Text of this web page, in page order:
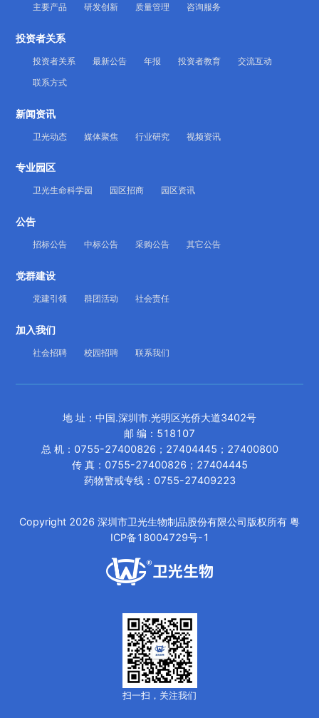
主要产品 研发创新 质量管理 咨询服务
投资者关系
投资者关系 最新公告 年报 投资者教育
交流互动
联系方式
新闻资讯
卫光动态 媒体聚焦 行业研究 视频资讯
专业园区
卫光生命科学园 园区招商 园区资讯
公告
招标公告 中标公告 采购公告 其它公告
党群建设
党建引领 群团活动 社会责任
加入我们
社会招聘 校园招聘 联系我们
地 址 ： 中国.深圳市.光明区光侨大道3402号
邮 编：518107
总 机： 0755-27400826；27404445；27400800
传 真： 0755-27400826；27404445
药物警戒专线：0755-27409223
Copyright 2026 深圳市卫光生物制品股份有限公司版权所有 粤
ICP备18004729号-1
扫一扫，关注我们